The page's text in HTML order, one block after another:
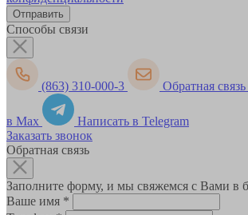
Способы связи
(863) 310-000-3 Обратная связь
в Max
Написать в Telegram
Заказать звонок
Обратная связь
Заполните форму, и мы свяжемся с Вами в
Ваше имя *